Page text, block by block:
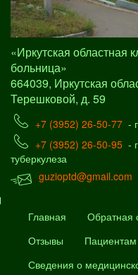
«Иркутская областная
больница»
664039, Иркутская
Терешковой, д. 59
+7 (3952) 26-50-77 -
+7 (3952) 26-50-95 -
туберкулеза
guzioptd@gmail.com
Главная Обратная
Отзывы
Пациентам
Сведения о